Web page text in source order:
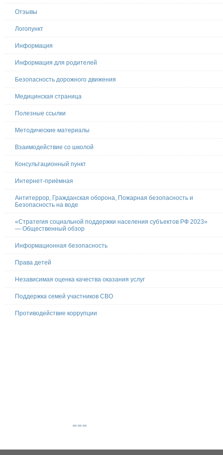
Отзывы
Логопункт
Информация
Информация для родителей
Безопасность дорожного движения
Медицинская страница
Полезные ссылки
Методические материалы
Взаимодействие со школой
Консультационный пункт
Интернет-приёмная
Антитеррор, Гражданская оборона, Пожарная безопасность и
Безопасность на воде
«Стратегия социальной поддержки населения субъектов РФ 2023»
— Общественный обзор
Информационная безопасность
Права детей
Независимая оценка качества оказания услуг
Поддержка семей участников СВО
Противодействие коррупции